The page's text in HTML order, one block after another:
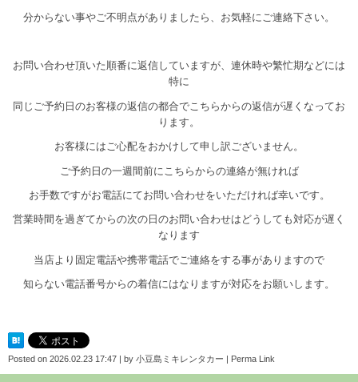
分からない事やご不明点がありましたら、お気軽にご連絡下さい。
お問い合わせ頂いた順番に返信していますが、連休時や繁忙期などには
特に
同じご予約日のお客様の返信の都合でこちらからの返信が遅くなってお
ります。
お客様にはご心配をおかけして申し訳ございません。
ご予約日の一週間前にこちらからの連絡が無ければ
お手数ですがお電話にてお問い合わせをいただければ幸いです。
営業時間を過ぎてからの次の日のお問い合わせはどうしても対応が遅く
なります
当店より固定電話や携帯電話でご連絡をする事がありますので
知らない電話番号からの着信にはなりますが対応をお願いします。
Posted on 2026.02.23 17:47 | by 小豆島ミキレンタカー | Perma Link